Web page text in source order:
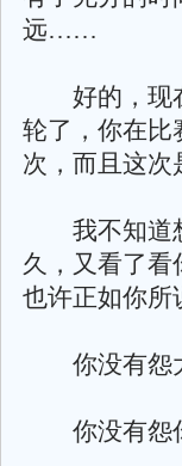
远……
好的，现在
轮了，你在比
次，而且这
我不知道想
久，又看了看
也许正如你所
你没有怨大
你没有怨你